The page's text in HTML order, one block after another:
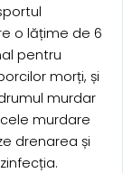
o lățime de 6
pentru
morți, și
murdar
murdare
drenarea și